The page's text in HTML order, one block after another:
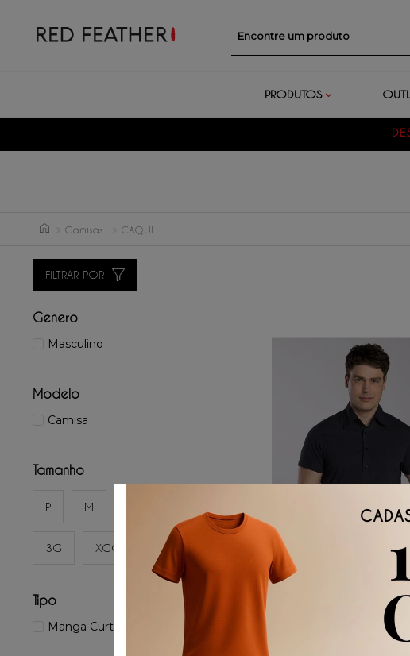
PRODUTOS
Camisas CAQUI
FILTRAR POR
Genero
Masculino
Modelo
Camisa
Tamanho
P M
3G XGG
Tipo
Manga Curta
Camisa Texturizada